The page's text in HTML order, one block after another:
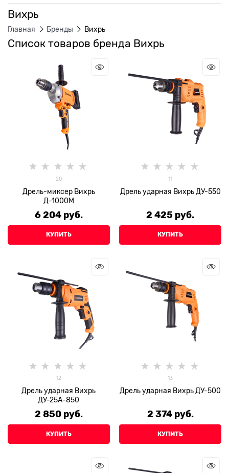
Вихрь
Главная Бренды Вихрь
Список товаров бренда Вихрь
20
Дрель-миксер Вихрь
Д-1000М
6 204 руб.
КУПИТЬ
11
Дрель ударная Вихрь ДУ-550
2 425 руб.
КУПИТЬ
12
Дрель ударная Вихрь
ДУ-25А-850
2 850 руб.
КУПИТЬ
13
Дрель ударная Вихрь ДУ-500
2 374 руб.
КУПИТЬ